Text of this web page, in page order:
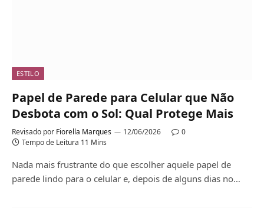
ESTILO
Papel de Parede para Celular que Não
Desbota com o Sol: Qual Protege Mais
Revisado por Fiorella Marques 12/06/2026
0
Tempo de Leitura 11 Mins
Nada mais frustrante do que escolher aquele papel de
parede lindo para o celular e, depois de alguns dias no…